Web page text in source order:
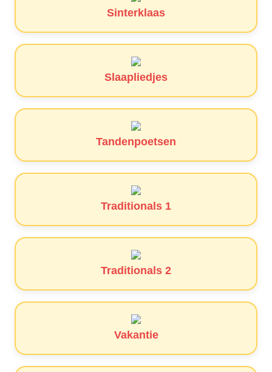
Sinterklaas
Slaapliedjes
Tandenpoetsen
Traditionals 1
Traditionals 2
Vakantie